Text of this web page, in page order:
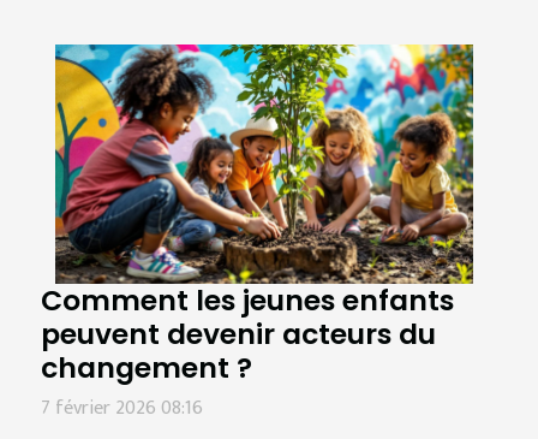
Comment les jeunes enfants
peuvent devenir acteurs du
changement ?
7 février 2026 08:16